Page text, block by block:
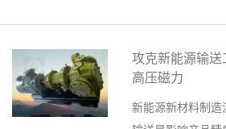
攻克新能源输送
高压磁力
新能源新材料制